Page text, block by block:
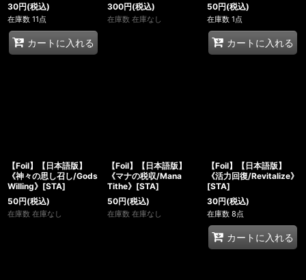
30円(税込)
在庫数 11点
カートに入れる
300円(税込)
在庫数 在庫なし
50円(税込)
在庫数 1点
カートに入れる
【Foil】【日本語版】
《神々の思し召し/Gods
Willing》[STA]
50円(税込)
在庫数 在庫なし
【Foil】【日本語版】
《マナの税収/Mana
Tithe》[STA]
50円(税込)
在庫数 在庫なし
【Foil】【日本語版】
《活力回復/Revitalize》
[STA]
30円(税込)
在庫数 8点
カートに入れる